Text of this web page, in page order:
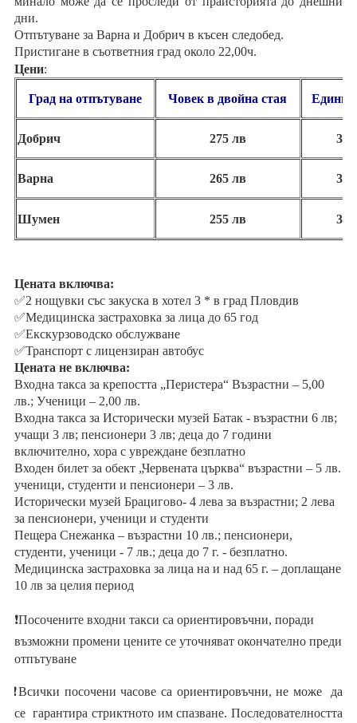
дни.
Отпътуване за Варна и Добрич в късен следобед.
Пристигане в съответния град около 22,00ч.
Цени:
Град на отпътуване Човекв двойна стая
Добрич 275 лв
Варна 265 лв
Шумен 255 лв
Цената включва:
✅2 нощувки със закуска в хотел 3 * в град Пловдив
✅Медицинска застраховка за лица до 65 год
✅Екскурзоводско обслужване
✅Транспорт с лицензиран автобус
Цената не включва:
Входна такса за крепостта „Перистера“ Възрастни – 5,00
лв.; Ученици – 2,00 лв.
Входна такса за Исторически музей Батак - възрастни 6 лв;
учащи 3 лв; пенсионери 3 лв; деца до 7 години
включително, хора с увреждане безплатно
Входен билет за обект „Червената църква“ възрастни – 5 лв.
ученици, студенти и пенсионери – 3 лв.
Исторически музей Брацигово- 4 лева за възрастни; 2 лева
за пенсионери, ученици и студенти
Пещера Снежанка – възрастни 10 лв.; пенсионери,
студенти, ученици - 7 лв.; деца до 7 г. - безплатно.
Медицинска застраховка за лица на и над 65 г. – доплащане
10 лв за целия период
❗Посочените входни такси са ориентировъчни, поради
възможни промени цените се уточняват окончателно преди
отпътуване
посочени часове са ориентировъчни, не може да
се гарантира стриктното им спазване. Последователността